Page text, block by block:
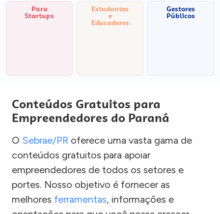
Para
Startups
Estudantes
e
Educadores
Gestores
Públicos
Conteúdos Gratuitos para
Empreendedores do Paraná
O Sebrae/PR oferece uma vasta gama de
conteúdos gratuitos para apoiar
empreendedores de todos os setores e
portes. Nosso objetivo é fornecer as
melhores ferramentas, informações e